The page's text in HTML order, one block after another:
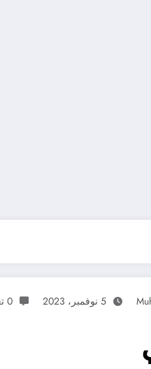
5 نوفمبر، 2023 0 تعليقات